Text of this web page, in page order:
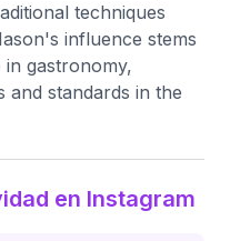
techniques
influence stems
gastronomy,
and standards in the
en Instagram